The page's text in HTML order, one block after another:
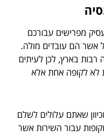
מפרישים עבורכם
אשר הם עובדים מולה.
רבות בארץ, לכן לעיתים
לא לקופה אחת אלא
שאתם עלולים לשלם
עבור השירות אשר